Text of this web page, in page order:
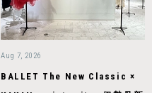
Aug 7, 2026
BALLET The New Classic ×